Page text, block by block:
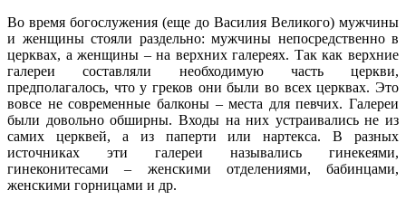
Во время богослужения (еще до Василия Великого) мужчины
и женщины стояли раздельно: мужчины непосредственно в
церквах, а женщины – на верхних галереях. Так как верхние
галереи составляли необходимую часть церкви,
предполагалось, что у греков они были во всех церквах. Это
вовсе не современные балконы – места для певчих. Галереи
были довольно обширны. Входы на них устраивались не из
самих церквей, а из паперти или нартекса. В разных
источниках эти галереи назывались гинекеями,
гинеконитесами – женскими отделениями, бабинцами,
женскими горницами и др.